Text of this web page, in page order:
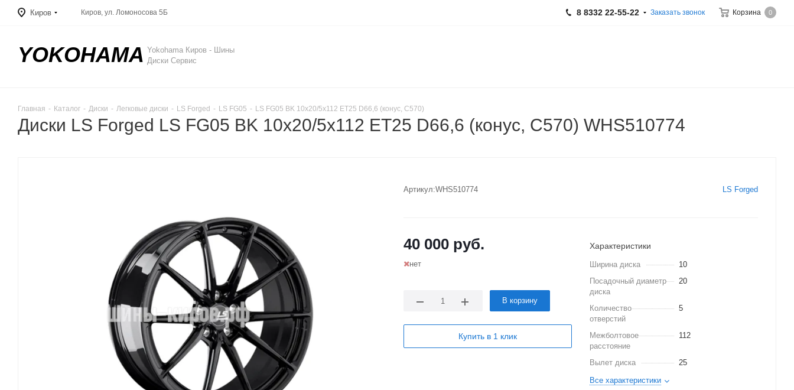
Киров Корзина 0
Киров, ул. Ломоносова 5Б 8 8332 22-55-22 Заказать звонок
YOKOHAMA Yokohama Киров - Шины
Диски Сервис
Главная - Каталог - Диски - Легковые диски - LS Forged - LS FG05 - LS FG05 BK 10x20/5x112 ET25 D66,6 (конус, C570)
Диски LS Forged LS FG05 BK 10x20/5x112 ET25 D66,6 (конус, C570) WHS510774
Артикул:WHS510774 LS Forged
40 000 руб.
нет
В корзину
Купить в 1 клик
Характеристики
Ширина диска
10
Посадочный диаметр
диска
20
Количество
отверстий
5
Межболтовое
расстояние
112
Вылет диска
25
Все характеристики